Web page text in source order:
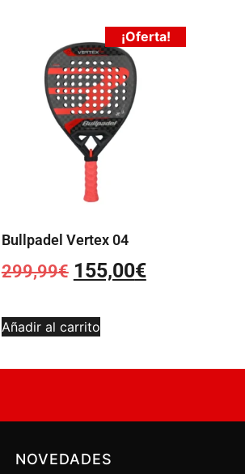
¡Oferta!
Bullpadel Vertex 04
299,99€ 155,00€
Añadir al carrito
NOVEDADES